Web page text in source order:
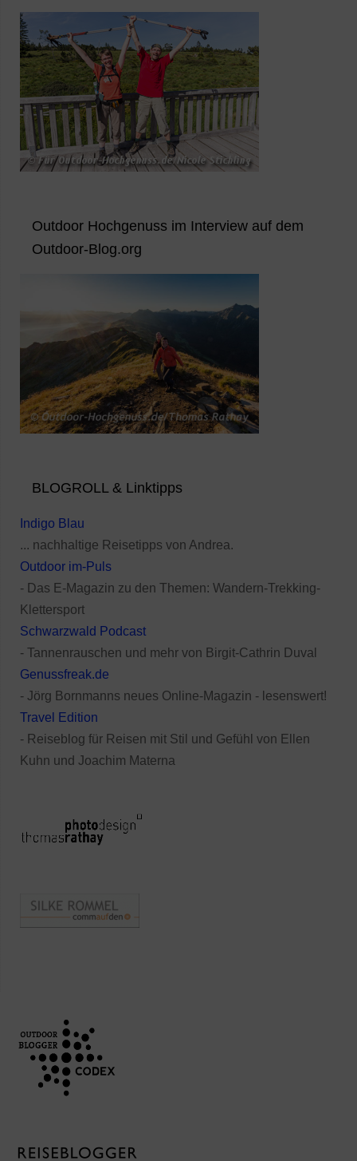
Outdoor Hochgenuss im Interview auf dem
Outdoor-Blog.org
BLOGROLL & Linktipps
Indigo Blau
... nachhaltige Reisetipps von Andrea.
Outdoor im-Puls
- Das E-Magazin zu den Themen: Wandern-Trekking-
Klettersport
Schwarzwald Podcast
- Tannenrauschen und mehr von Birgit-Cathrin Duval
Genussfreak.de
- Jörg Bornmanns neues Online-Magazin - lesenswert!
Travel Edition
- Reiseblog für Reisen mit Stil und Gefühl von Ellen
Kuhn und Joachim Materna